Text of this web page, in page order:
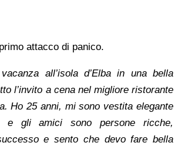
attacco di panico.
all’isola d’Elba in una bella
l’invito a cena nel migliore ristorante
Ho 25 anni, mi sono vestita elegante
e gli amici sono persone ricche,
e sento che devo fare bella